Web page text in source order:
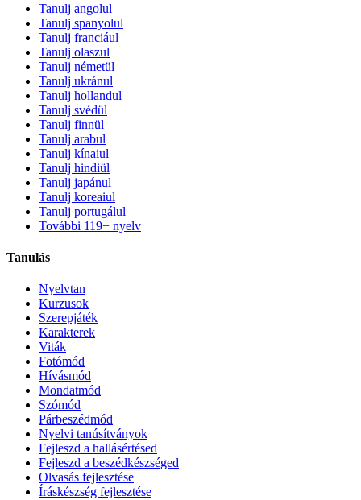
Tanulj angolul
Tanulj spanyolul
Tanulj franciául
Tanulj olaszul
Tanulj németül
Tanulj ukránul
Tanulj hollandul
Tanulj svédül
Tanulj finnül
Tanulj arabul
Tanulj kínaiul
Tanulj hindiül
Tanulj japánul
Tanulj koreaiul
Tanulj portugálul
További 119+ nyelv
Tanulás
Nyelvtan
Kurzusok
Szerepjáték
Karakterek
Viták
Fotómód
Hívásmód
Mondatmód
Szómód
Párbeszédmód
Nyelvi tanúsítványok
Fejleszd a hallásértésed
Fejleszd a beszédkészséged
Olvasás fejlesztése
Íráskészség fejlesztése